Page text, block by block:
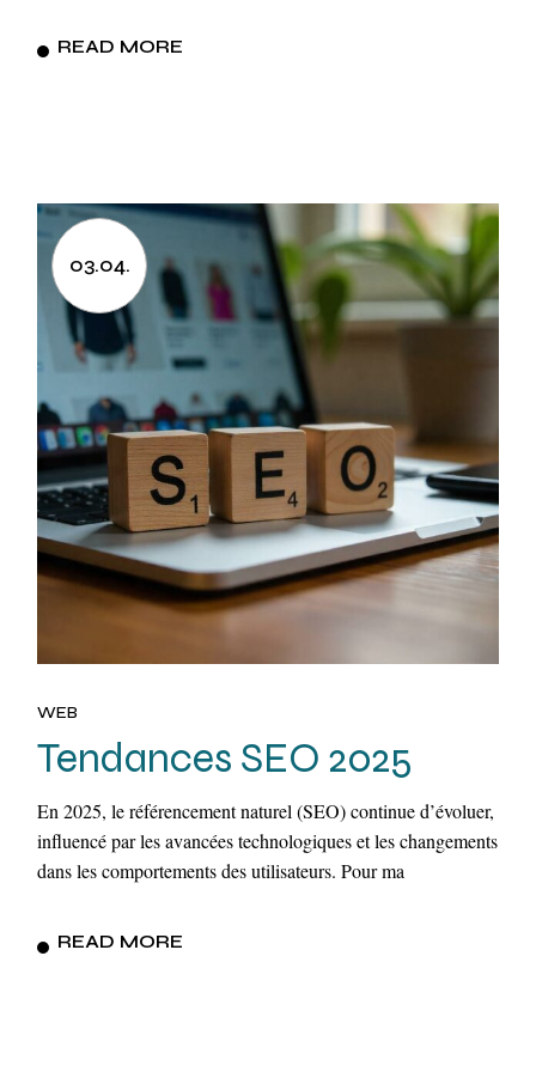
READ MORE
03.04.
WEB
Tendances SEO 2025
En 2025, le référencement naturel (SEO) continue d’évoluer,
influencé par les avancées technologiques et les changements
dans les comportements des utilisateurs. Pour ma
READ MORE